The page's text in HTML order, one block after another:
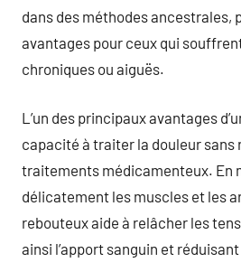
dans des méthodes ancestrales,
avantages pour ceux qui
chroniques ou aiguës.
L’un des principaux avantages
capacité à traiter la douleur sans
traitements médicamenteux. En
délicatement les muscles et les
rebouteux aide à relâcher les
ainsi l’apport sanguin et